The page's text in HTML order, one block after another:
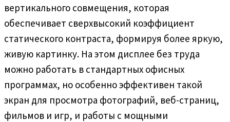
вертикального совмещения, которая
обеспечивает сверхвысокий коэффициент
статического контраста, формируя более яркую,
живую картинку. На этом дисплее без труда
можно работать в стандартных офисных
программах, но особенно эффективен такой
экран для просмотра фотографий, веб-страниц,
фильмов и игр, и работы с мощными